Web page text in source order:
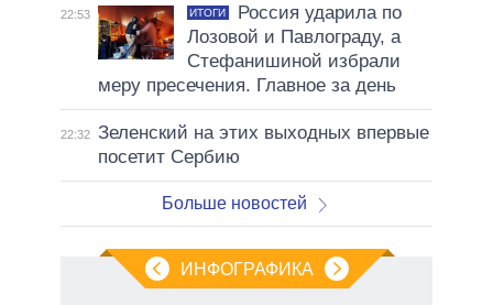
22:53 ИТОГИ
Россия ударила по
Лозовой и Павлограду, а
Стефанишиной избрали
меру пресечения. Главное за день
22:32 Зеленский на этих выходных впервые
посетит Сербию
Больше новостей
ИНФОГРАФИКА